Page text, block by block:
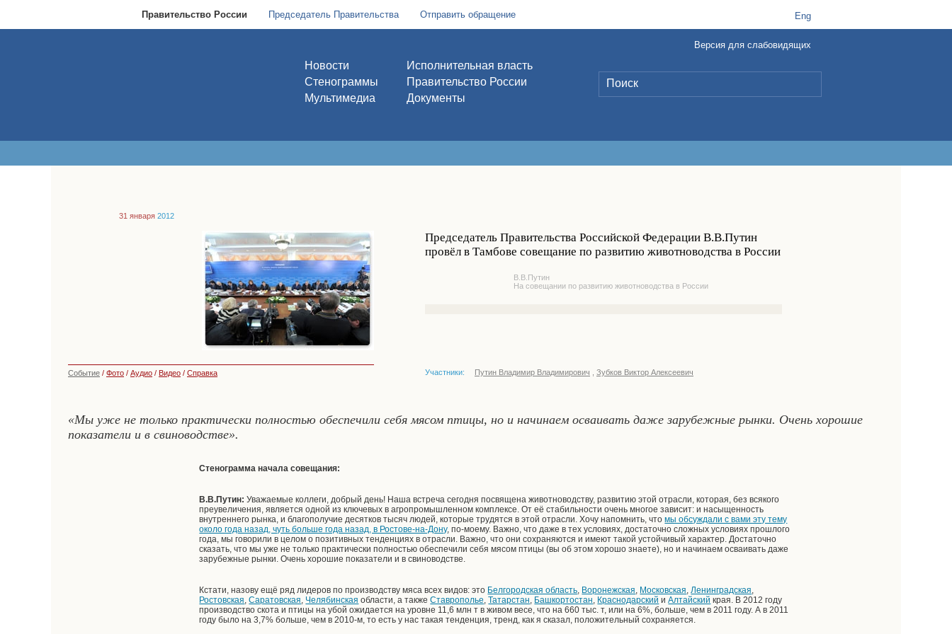
Правительство России Председатель Правительства Отправить обращение Eng
Новости
Стенограммы
Мультимедиа
Исполнительная власть
Правительство России
Документы
Версия для слабовидящих
31 января 2012
Председатель Правительства Российской Федерации В.В.Путин
провёл в Тамбове совещание по развитию животноводства в России
В.В.Путин
На совещании по развитию животноводства в России
Событие / Фото / Аудио / Видео / Справка Участники: Путин Владимир Владимирович Зубков Виктор Алексеевич
«Мы уже не только практически полностью обеспечили себя мясом птицы, но и начинаем осваивать даже зарубежные рынки. Очень хорошие
показатели и в свиноводстве».
Стенограмма начала совещания:
В.В.Путин: Уважаемые коллеги, добрый день! Наша встреча сегодня посвящена животноводству, развитию этой отрасли, которая, без всякого
преувеличения, является одной из ключевых в агропромышленном комплексе. От её стабильности очень многое зависит: и насыщенность
внутреннего рынка, и благополучие десятков тысяч людей, которые трудятся в этой отрасли. Хочу напомнить, чтомы обсуждали с вами эту тему
около года назад, чуть больше года назад, в Ростове-на-Дону, по-моему. Важно, что даже в тех условиях, достаточно сложных условиях прошлого
года, мы говорили в целом о позитивных тенденциях в отрасли. Важно, что они сохраняются и имеют такой устойчивый характер. Достаточно
сказать, что мы уже не только практически полностью обеспечили себя мясом птицы (вы об этом хорошо знаете), но и начинаем осваивать даже
зарубежные рынки. Очень хорошие показатели и в свиноводстве.
Кстати, назову ещё ряд лидеров по производству мяса всех видов: это Белгородская область, Воронежская, Московская,Ленинградская,
Ростовская,Саратовская, Челябинская области, а такжеСтаврополье,Татарстан, Башкортостан, Краснодарский иАлтайский края. В 2012 году
производство скота и птицы на убой ожидается на уровне 11,6 млн т в живом весе, что на 660 тыс. т, или на 6%, больше, чем в 2011 году. А в 2011
году было на 3,7% больше, чем в 2010-м, то есть у нас такая тенденция, тренд, как я сказал, положительный сохраняется.